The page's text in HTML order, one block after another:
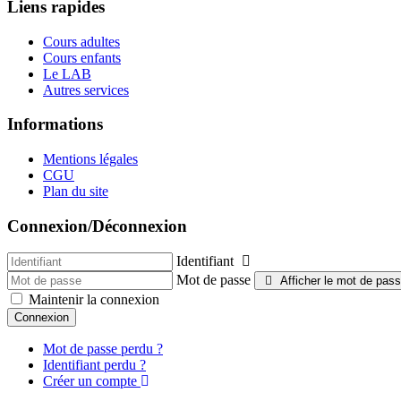
Liens rapides
Cours adultes
Cours enfants
Le LAB
Autres services
Informations
Mentions légales
CGU
Plan du site
Connexion/Déconnexion
Identifiant
Mot de passe
Afficher le mot de
Maintenir la connexion
Connexion
Mot de passe perdu ?
Identifiant perdu ?
Créer un compte